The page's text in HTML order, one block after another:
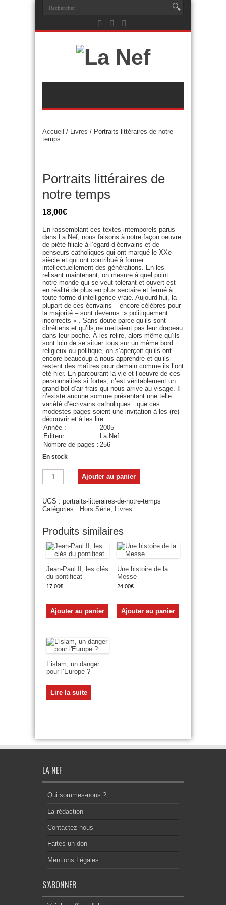
Accueil / Livres / Portraits littéraires de notre
temps
Portraits littéraires de
notre temps
18,00€
En rassemblant ces textes intemporels parus
dans La Nef, nous faisons à notre façon oeuvre
de piété filiale à l’égard d’écrivains et de
penseurs catholiques qui ont marqué le XXe
siècle et qui ont contribué à former
intellectuellement des générations. En les
relisant maintenant, on mesure à quel point
notre monde qui se veut tolérant et ouvert est
en réalité de plus en plus sectaire et fermé à
toute forme d’intelligence vraie. Aujourd’hui, la
plupart de ces écrivains – encore célèbres pour
la majorité – sont devenus » politiquement
incorrects « . Sans doute parce qu’ils sont
chrétiens et qu’ils ne mettaient pas leur drapeau
dans leur poche. À les relire, alors même qu’ils
sont loin de se situer tous sur un même bord
religieux ou politique, on s’aperçoit qu’ils ont
encore beaucoup à nous apprendre et qu’ils
restent des maîtres pour demain comme ils l’ont
été hier. En parcourant la vie et l’oeuvre de ces
personnalités si fortes, c’est véritablement un
grand bol d’air frais qui nous arrive au visage. Il
n’existe aucune somme présentant une telle
variété d’écrivains catholiques : que ces
modestes pages soient une invitation à les (re)
découvrir et à les lire.
Année :
2005
Editeur :
La Nef
Nombre de pages : 256
En stock
quantité
de
notre
Ajouter au panier
UGS : portraits-litteraires-de-notre-temps
Catégories : Hors Série, Livres
Produits similaires
Jean-Paul II, les clés
du pontificat
17,00€
Ajouter au panier
Une histoire de la
Messe
24,00€
Ajouter au panier
L’islam, un danger
pour l’Europe ?
Lire la suite
LA NEF
Qui sommes-nous ?
La rédaction
Contactez-nous
Faites un don
Mentions Légales
S’ABONNER